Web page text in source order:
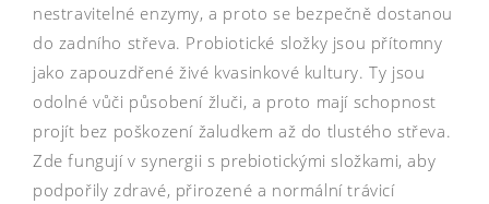
nestravitelné enzymy, a proto se bezpečně dostanou
do zadního střeva. Probiotické složky jsou přítomny
jako zapouzdřené živé kvasinkové kultury. Ty jsou
odolné vůči působení žluči, a proto mají schopnost
projít bez poškození žaludkem až do tlustého střeva.
Zde fungují v synergii s prebiotickými složkami, aby
podpořily zdravé, přirozené a normální trávicí